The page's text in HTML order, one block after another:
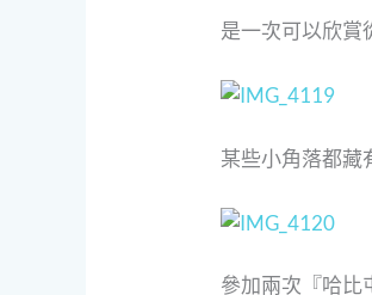
是一次可以欣賞
某些小角落都藏
參加兩次『哈比